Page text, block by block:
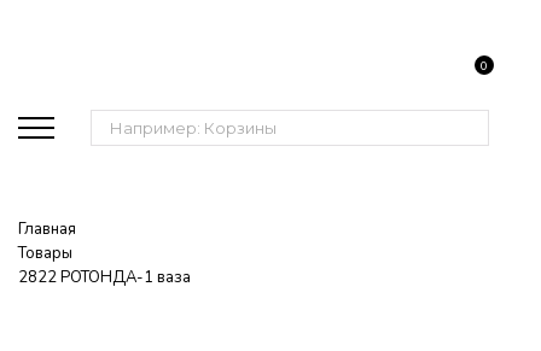
Поиск:
0
Главная
Товары
2822 РОТОНДА-1 ваза